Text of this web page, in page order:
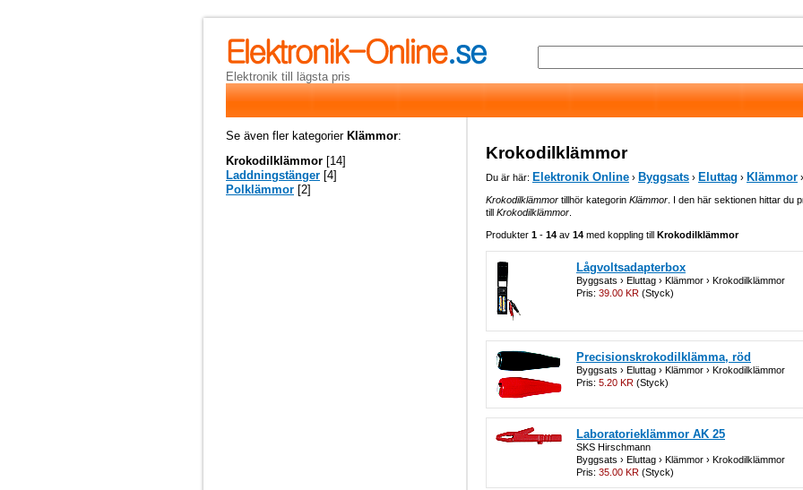
Elektronik till lägsta pris
Krokodilklämmor
Du är här: Elektronik Online › Byggsats › Eluttag › Klämmor
Krokodilklämmor tillhör kategorin Klämmor . I den här sektionen hittar du
till Krokodilklämmor
Produkter 1 - 14 av 14 med koppling till Krokodilklämmor
Lågvoltsadapterbox
Byggsats › Eluttag › Klämmor › Krokodilklämmor
Pris: 39.00 KR (Styck)
Precisionskrokodilklämma, röd
Byggsats › Eluttag › Klämmor › Krokodilklämmor
Pris: 5.20 KR (Styck)
Laboratorieklämmor AK 25
SKS Hirschmann
Byggsats › Eluttag › Klämmor › Krokodilklämmor
Pris: 35.00 KR (Styck)
Se även fler kategorier Klämmor:
Krokodilklämmor [14]
Laddningstänger [4]
Polklämmor [2]